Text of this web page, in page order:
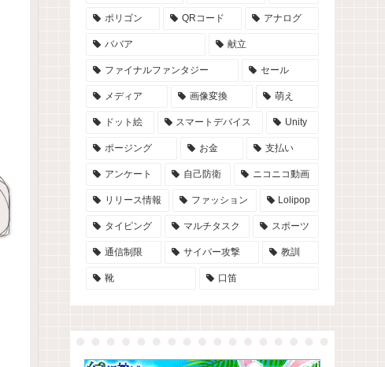
ポリゴン QRコード アナログ
ババア 献立
ファイナルファンタジー セール
メディア 画像変換 萌え
ドット絵 スマートデバイス Unity
ポージング お金 支払い
アンケート 自己防衛 ニコニコ動画
リリース情報 ファッション Lolipop
タイピング マルチタスク スポーツ
通信制限 サイバー攻撃 教訓
靴 口笛